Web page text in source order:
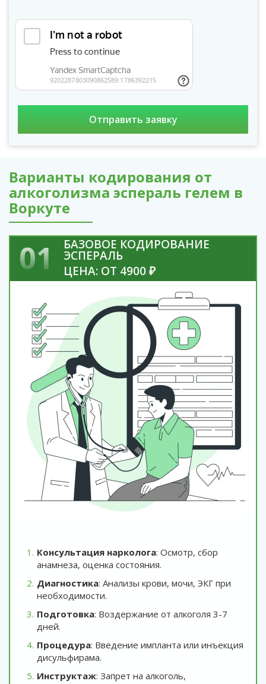
Варианты кодирования от
алкоголизма эспераль гелем в
Воркуте
01 БАЗОВОЕ КОДИРОВАНИЕ
ЭСПЕРАЛЬ
ЦЕНА: ОТ 4900 ₽
Консультация нарколога: Осмотр, сбор
анамнеза, оценка состояния.
Диагностика: Анализы крови, мочи, ЭКГ при
необходимости.
Подготовка: Воздержание от алкоголя 3-7
дней.
Процедура: Введение импланта или инъекция
дисульфирама.
Инструктаж: Запрет на алкоголь,